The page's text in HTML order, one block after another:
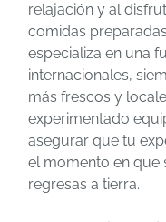
relajación y al
comidas
especializa en una
internacionales,
más frescos y
experimentado
asegurar que tu
el momento en que
regresas a tierra.